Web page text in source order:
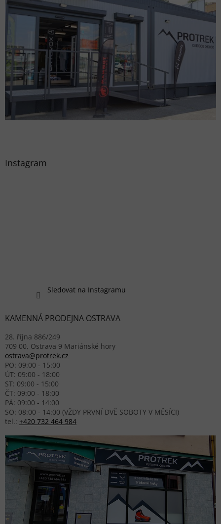
Instagram
Sledovat na Instagramu
KAMENNÁ PRODEJNA OSTRAVA
28. října 886/249
709 00, Ostrava 9 Mariánské hory
ostrava@protrek.cz
PO: 09:00 - 15:00
ÚT: 09:00 - 18:00
ST: 09:00 - 15:00
ČT: 09:00 - 18:00
PÁ: 09:00 - 14:00
SO: 08:00 - 14:00 (VŽDY PRVNÍ DVĚ SOBOTY V MĚSÍCI)
tel.: +420 732 464 984